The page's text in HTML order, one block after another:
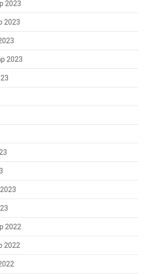
2023
2023
2023
2022
2022